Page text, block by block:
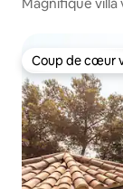
Coup de cœur
Coup de cœur